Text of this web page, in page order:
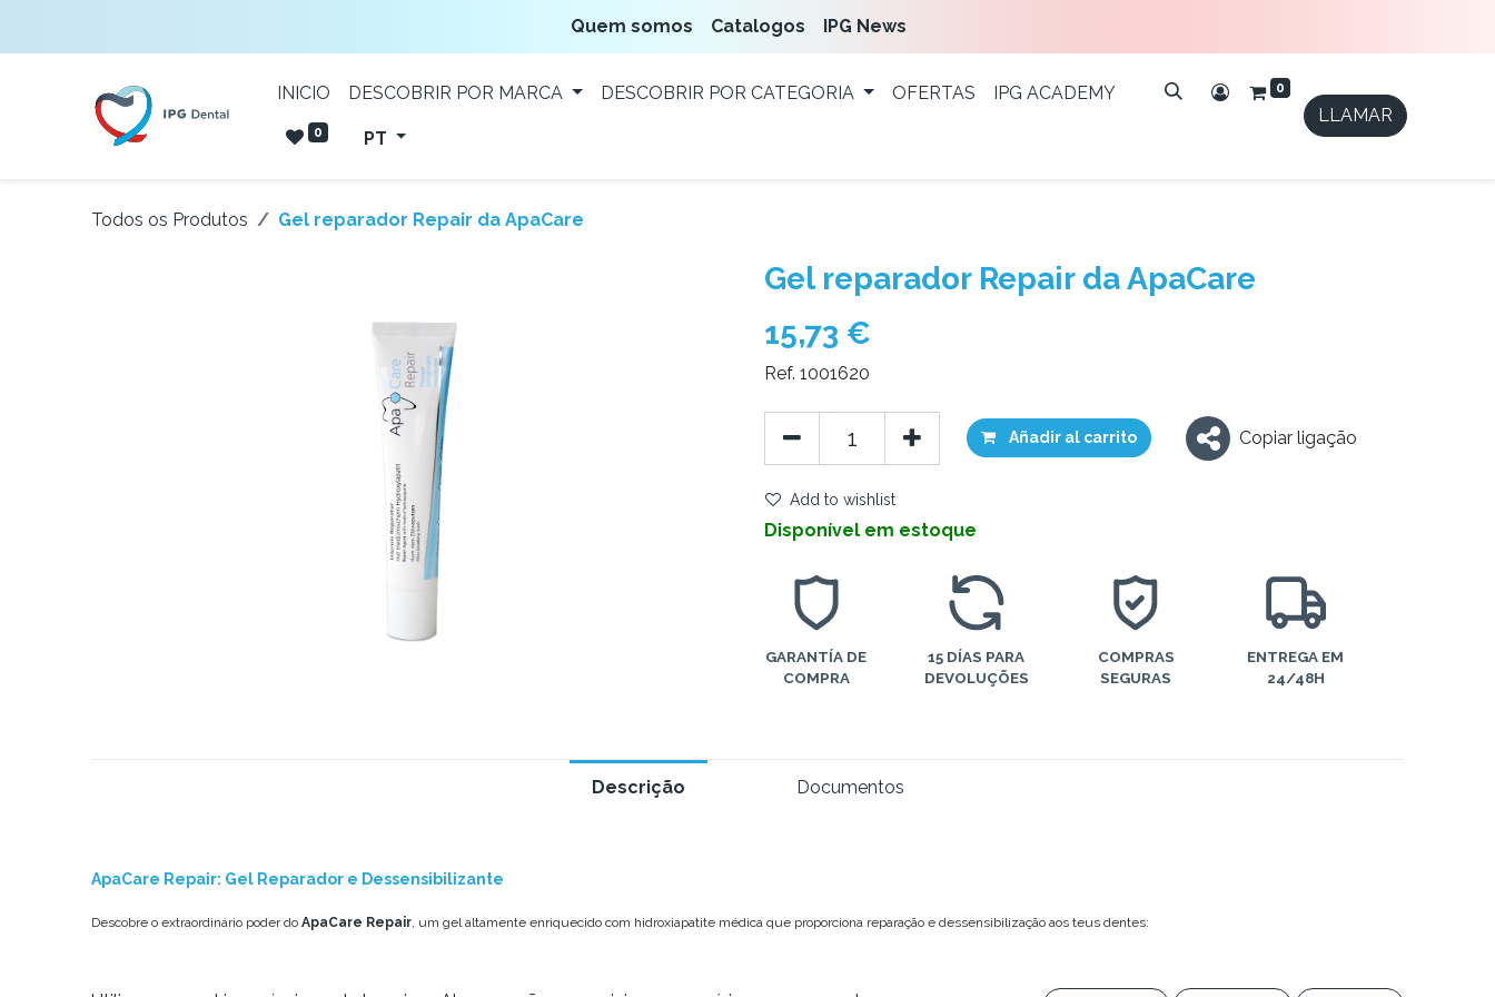
Quem somos Catalogos IPG News
INICIO DESCOBRIR POR MARCA DESCOBRIR POR CATEGORIA OFERTAS IPG ACADEMY 0
0 PT
LLAMAR
Todos os Produtos Gel reparador Repair da ApaCare
Gel reparador Repair da ApaCare
15,73 €
Ref. 1001620
Añadir al carrito Copiar ligação
Add to wishlist
Disponível em estoque
GARANTÍA DE
COMPRA
15 DÍAS PARA
DEVOLUÇÕES
COMPRAS
SEGURAS
ENTREGA EM
24/48H
Descrição Documentos
ApaCare Repair: Gel Reparador e Dessensibilizante
Descobre o extraordinário poder doApaCare Repair, um gel altamente enriquecido com hidroxiapatite médica que proporciona reparação e dessensibilização aos teus dentes: